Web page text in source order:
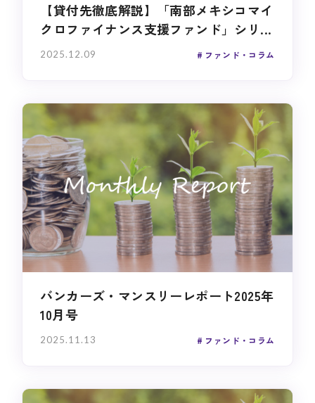
【貸付先徹底解説】「南部メキシコマイ
クロファイナンス支援ファンド」シリ...
2025.12.09 ファンド・コラム
バンカーズ・マンスリーレポート2025年
10月号
2025.11.13 ファンド・コラム